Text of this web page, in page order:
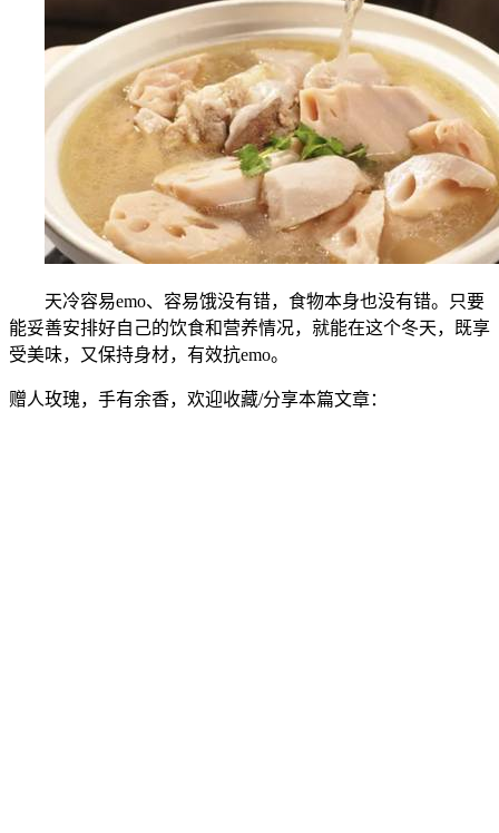
天冷容易emo、容易饿没有错，食物本身也没有错。只要
能妥善安排好自己的饮食和营养情况，就能在这个冬天，既享
受美味，又保持身材，有效抗emo。
赠人玫瑰，手有余香，欢迎收藏/分享本篇文章：